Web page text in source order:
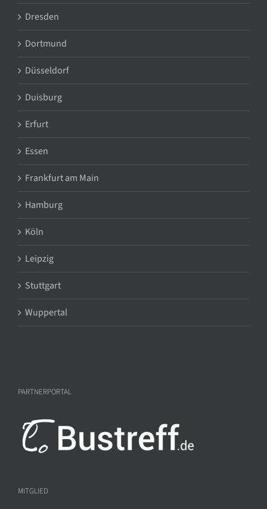
Dresden
Dortmund
Düsseldorf
Duisburg
Erfurt
Essen
Frankfurt am Main
Hamburg
Köln
Leipzig
Stuttgart
Wuppertal
PARTNERPORTAL
MITGLIED